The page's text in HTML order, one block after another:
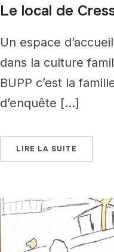
Le local de
Un espace
dans la culture
BUPP c’est la
d’enquête […]
LIRE LA SUITE